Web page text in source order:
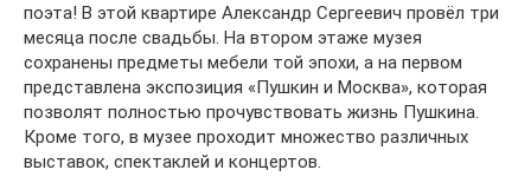
поэта! В этой квартире Александр Сергеевич провёл три
месяца после свадьбы. На втором этаже музея
сохранены предметы мебели той эпохи, а на первом
представлена экспозиция «Пушкин и Москва», которая
позволят полностью прочувствовать жизнь Пушкина.
Кроме того, в музее проходит множество различных
выставок, спектаклей и концертов.